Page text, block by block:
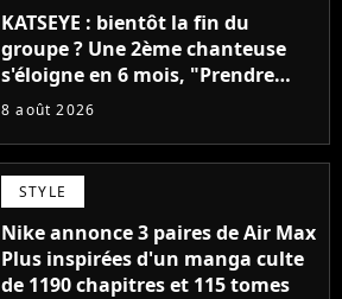
KATSEYE : bientôt la fin du
groupe ? Une 2ème chanteuse
s'éloigne en 6 mois, "Prendre
cette décision n’a pas été facile"
8 août 2026
STYLE
Nike annonce 3 paires de Air Max
Plus inspirées d'un manga culte
de 1190 chapitres et 115 tomes